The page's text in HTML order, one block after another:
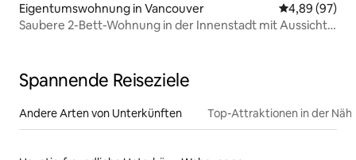
Eigentumswohnung in Vancouver
4,89 (97)
Saubere 2-Bett-Wohnung in der Innenstadt mit Aussicht,
Spannende Reiseziele
Andere Arten von Unterkünften Top-Attraktionen in der